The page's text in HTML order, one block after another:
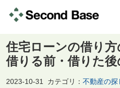
住宅ローンの借り方
借りる前・借りた
2023-10-31 カテゴリ： 不動産の探